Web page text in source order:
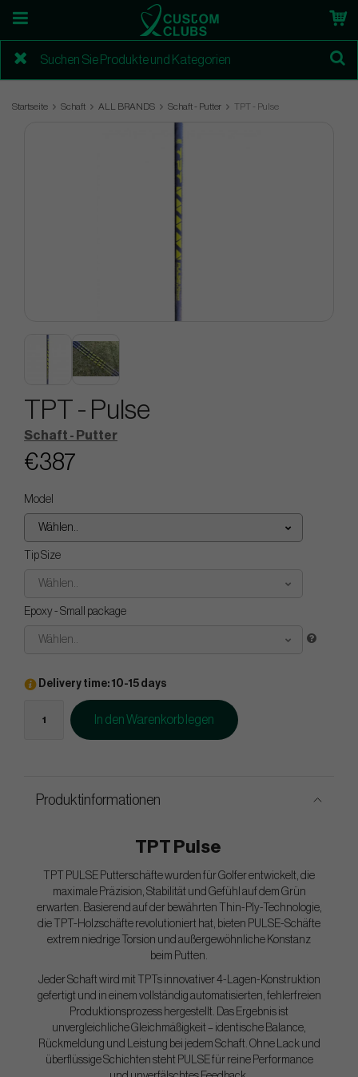
Startseite Schaft ALL BRANDS Schaft - Putter TPT - Pulse
TPT - Pulse
Schaft - Putter
€387
Model
Wählen..
Tip Size
Wählen..
Epoxy - Small package
Wählen..
Delivery time: 10-15 days
In den Warenkorb legen
Produktinformationen
TPT Pulse
TPT PULSE Putterschäfte wurden für Golfer entwickelt, die
maximale Präzision, Stabilität und Gefühl auf dem Grün
erwarten. Basierend auf der bewährten Thin-Ply-Technologie,
die TPT-Holzschäfte revolutioniert hat, bieten PULSE-Schäfte
extrem niedrige Torsion und außergewöhnliche Konstanz
beim Putten.
Jeder Schaft wird mit TPTs innovativer 4-Lagen-Konstruktion
gefertigt und in einem vollständig automatisierten, fehlerfreien
Produktionsprozess hergestellt. Das Ergebnis ist
unvergleichliche Gleichmäßigkeit – identische Balance,
Rückmeldung und Leistung bei jedem Schaft. Ohne Lack und
überflüssige Schichten steht PULSE für reine Performance